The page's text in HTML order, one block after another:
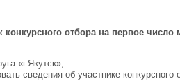
отбора на первое число
«г.Якутск»;
сведения об участнике конкурсного